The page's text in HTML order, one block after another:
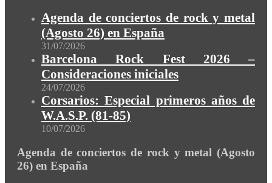
Agenda de conciertos de rock y metal
(Agosto 26) en España
31/07/2026
Barcelona Rock Fest 2026 –
Consideraciones iniciales
24/07/2026
Corsarios: Especial primeros años de
W.A.S.P. (81-85)
10/07/2026
Agenda de conciertos de rock y metal (Agosto
26) en España